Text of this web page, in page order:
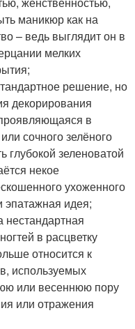
маникюр как на
– ведь выглядит он в
мелких
решение, но
декорирования
в
сочного зелёного
глубокой зеленоватой
некое
ухоженного
эпатажная идея;
в расцветку
относится к
используемых
или весеннюю пору
или отражения